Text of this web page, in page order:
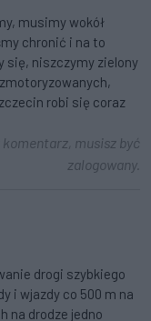
musimy wokół
chronić i na to
się, niszczymy zielony
robi się coraz
musisz być
zalogowany.
drogi szybkiego
i wjazdy co 500 m na
na drodze jedno